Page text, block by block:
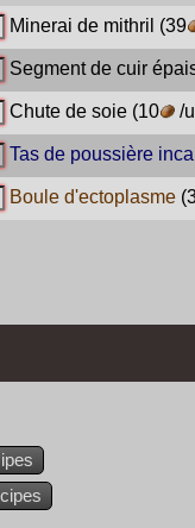
Minerai de mithril (39
Segment de cuir
Chute de soie(10 /
Tas de poussière
Boule d'ectoplasme